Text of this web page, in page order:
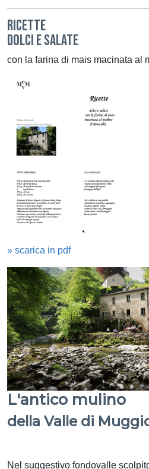
RICETTE
DOLCI E SALATE
con la farina di mais macinata al
» scarica in pdf
L'antico mulino
della Valle di
Nel suggestivo fondovalle